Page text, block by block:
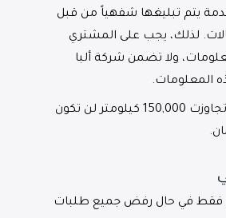
يتم تبليغها شفهياً من قبل
لذلك، يجب على المشتري
ولا تضمن شركة ألبا
المعلومات.
المركبات التي تجاوزت 150,000 كيلومتر لن تكون
فقط في حال رفض جميع طلبات